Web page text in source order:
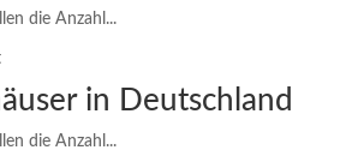
die Anzahl...
in Deutschland
die Anzahl...